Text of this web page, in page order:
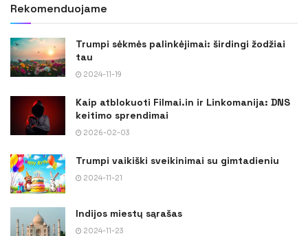
Rekomenduojame
Trumpi sėkmės palinkėjimai: širdingi žodžiai
tau
2024-11-19
Kaip atblokuoti Filmai.in ir Linkomanija: DNS
keitimo sprendimai
2026-02-03
Trumpi vaikiški sveikinimai su gimtadieniu
2024-11-21
Indijos miestų sąrašas
2024-11-23